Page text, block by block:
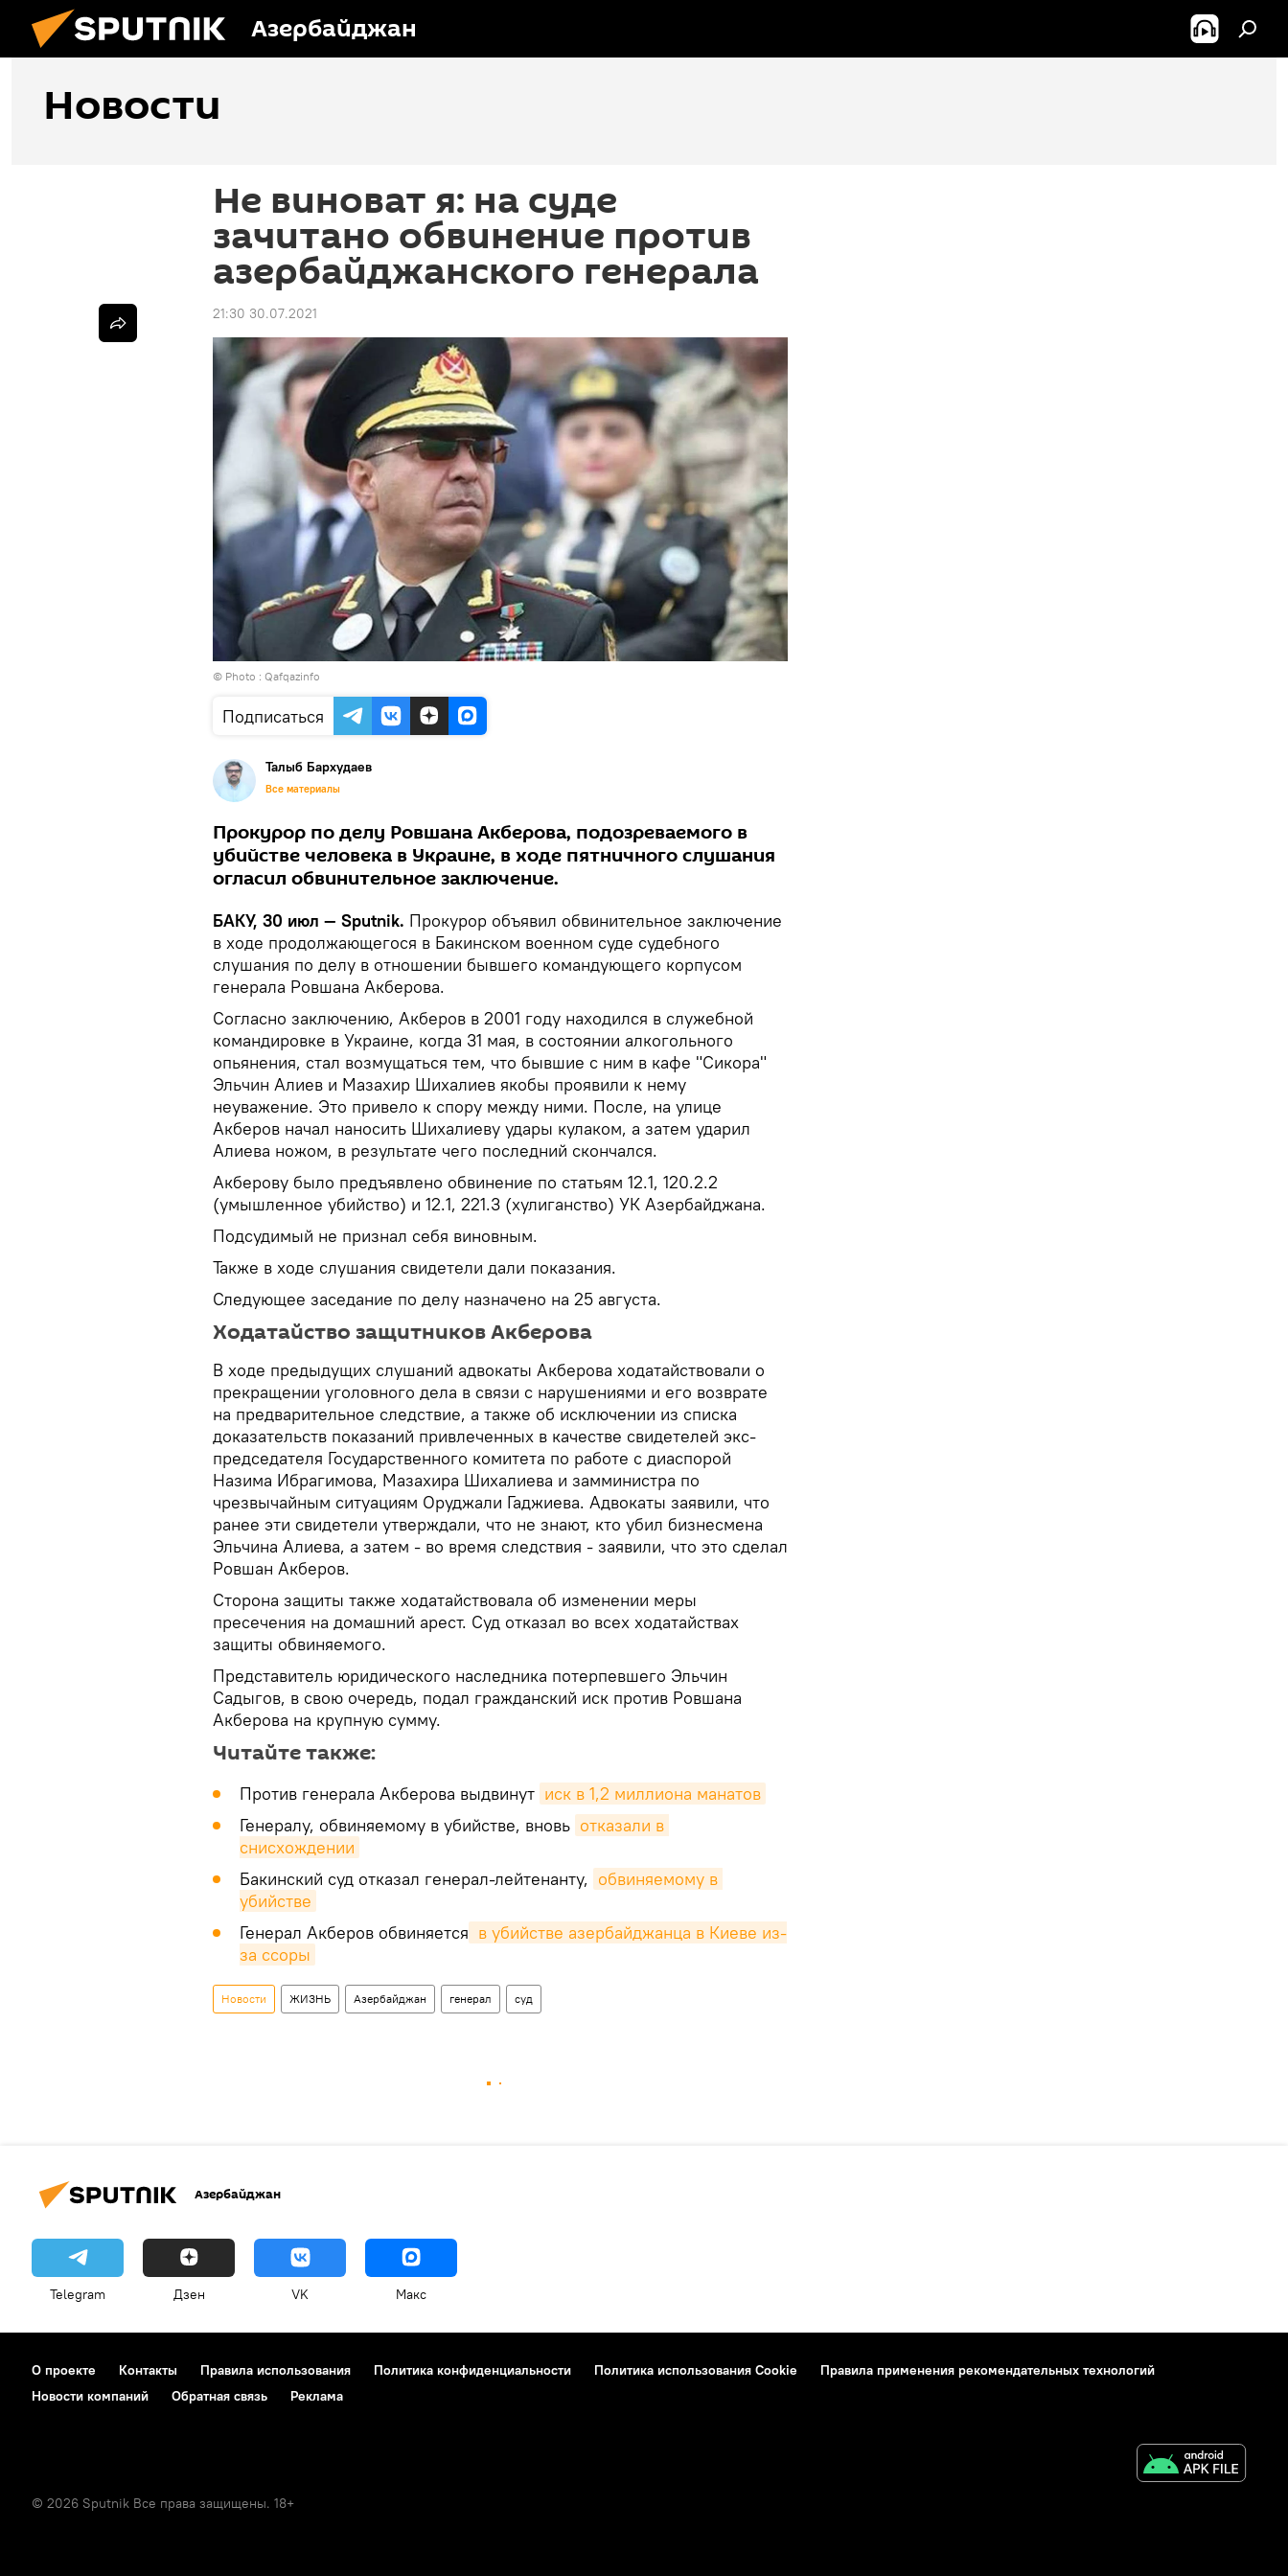
Азербайджан
Новости
Не виноват я: на суде
зачитано обвинение против
азербайджанского генерала
21:30 30.07.2021
© Photo : Qafqazinfo
Подписаться
Талыб Бархудаев
Все материалы
Прокурор по делу Ровшана Акберова, подозреваемого в
убийстве человека в Украине, в ходе пятничного слушания
огласил обвинительное заключение.
БАКУ, 30 июл — Sputnik. Прокурор объявил обвинительное заключение
в ходе продолжающегося в Бакинском военном суде судебного
слушания по делу в отношении бывшего командующего корпусом
генерала Ровшана Акберова.
Согласно заключению, Акберов в 2001 году находился в служебной
командировке в Украине, когда 31 мая, в состоянии алкогольного
опьянения, стал возмущаться тем, что бывшие с ним в кафе "Сикора"
Эльчин Алиев и Мазахир Шихалиев якобы проявили к нему
неуважение. Это привело к спору между ними. После, на улице
Акберов начал наносить Шихалиеву удары кулаком, а затем ударил
Алиева ножом, в результате чего последний скончался.
Акберову было предъявлено обвинение по статьям 12.1, 120.2.2
(умышленное убийство) и 12.1, 221.3 (хулиганство) УК Азербайджана.
Подсудимый не признал себя виновным.
Также в ходе слушания свидетели дали показания.
Следующее заседание по делу назначено на 25 августа.
Ходатайство защитников Акберова
В ходе предыдущих слушаний адвокаты Акберова ходатайствовали о
прекращении уголовного дела в связи с нарушениями и его возврате
на предварительное следствие, а также об исключении из списка
доказательств показаний привлеченных в качестве свидетелей экс-
председателя Государственного комитета по работе с диаспорой
Назима Ибрагимова, Мазахира Шихалиева и замминистра по
чрезвычайным ситуациям Оруджали Гаджиева. Адвокаты заявили, что
ранее эти свидетели утверждали, что не знают, кто убил бизнесмена
Эльчина Алиева, а затем - во время следствия - заявили, что это сделал
Ровшан Акберов.
Сторона защиты также ходатайствовала об изменении меры
пресечения на домашний арест. Суд отказал во всех ходатайствах
защиты обвиняемого.
Представитель юридического наследника потерпевшего Эльчин
Садыгов, в свою очередь, подал гражданский иск против Ровшана
Акберова на крупную сумму.
Читайте также:
Против генерала Акберова выдвинут иск в 1,2 миллиона манатов
Генералу, обвиняемому в убийстве, вновь отказали в
снисхождении
Бакинский суд отказал генерал-лейтенанту, обвиняемому в
убийстве
Генерал Акберов обвиняется в убийстве азербайджанца в Киеве из-
за ссоры
Новости ЖИЗНЬ Азербайджан генерал суд
Азербайджан
Telegram Дзен VK Макс
О проекте Контакты Правила использования Политика конфиденциальности Политика использования Cookie
Правила применения рекомендательных технологий
Новости компаний
Обратная связь Реклама
© 2026 Sputnik Все права защищены. 18+